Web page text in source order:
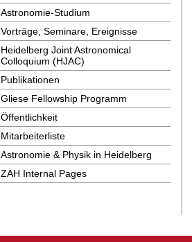
Astronomie-Studium
Vorträge, Seminare, Ereignisse
Heidelberg Joint Astronomical
Colloquium (HJAC)
Publikationen
Gliese Fellowship Programm
Öffentlichkeit
Mitarbeiterliste
Astronomie & Physik in Heidelberg
ZAH Internal Pages